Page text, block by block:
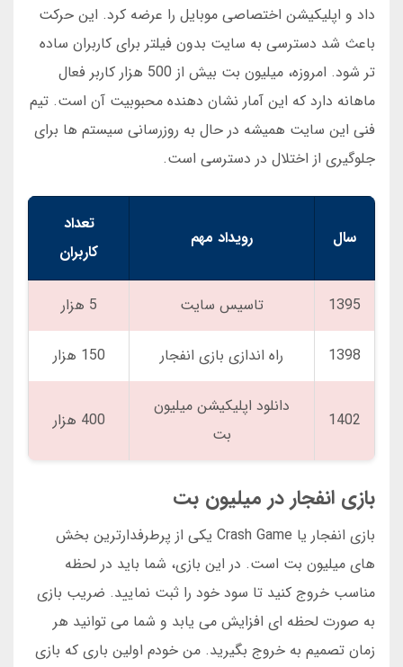
داد و اپلیکیشن اختصاصی موبایل را عرضه کرد. این حرکت
باعث شد دسترسی به سایت بدون فیلتر برای کاربران ساده
تر شود. امروزه، میلیون بت بیش از 500 هزار کاربر فعال
ماهانه دارد که این آمار نشان دهنده محبوبیت آن است. تیم
فنی این سایت همیشه در حال به روزرسانی سیستم ها برای
جلوگیری از اختلال در دسترسی است.
سال رویداد مهم
تعداد
کاربران
1395 تاسیس سایت 5 هزار
1398 راه اندازی بازی انفجار 150 هزار
1402
دانلود اپلیکیشن میلیون
بت
400 هزار
بازی انفجار در میلیون بت
بازی انفجار یا Crash Game یکی از پرطرفدارترین بخش
های میلیون بت است. در این بازی، شما باید در لحظه
مناسب خروج کنید تا سود خود را ثبت نمایید. ضریب بازی
به صورت لحظه ای افزایش می یابد و شما می توانید هر
زمان تصمیم به خروج بگیرید. من خودم اولین باری که بازی